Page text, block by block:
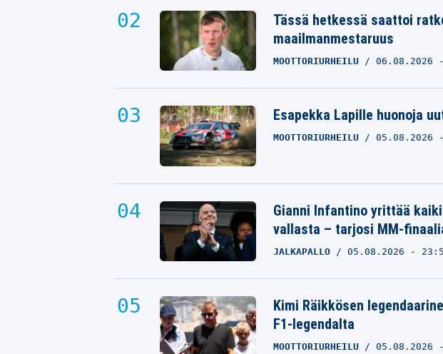
Tässä hetkessä saattoi
maailmanmestaruus
MOOTTORIURHEILU 06.08.2026
Esapekka Lapille huonoja
MOOTTORIURHEILU 05.08.2026
Gianni Infantino yrittää
vallasta – tarjosi MM-
JALKAPALLO 05.08.2026 -
Kimi Räikkösen
F1-legendalta
MOOTTORIURHEILU 05.08.2026